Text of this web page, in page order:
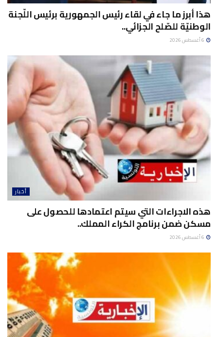
هذا أبرز ما جاء في لقاء رئيس الجمهورية برئيس اللّجنة
الوطنيّة للصّلح الجزائي..
6 أغسطس 2026
أخبار
هذه الاجراءات التي سيتم اعتمادها للحصول على
مسكن ضمن برنامج الكراء المملك..
6 أغسطس 2026